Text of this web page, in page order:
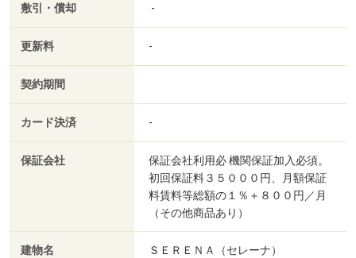
敷引・償却 -
更新料 -
契約期間
カード決済 -
保証会社
保証会社利用必 機関保証加入必須。
初回保証料３５０００円、月額保証
料賃料等総額の１％＋８００円／月
（その他商品あり）
建物名 ＳＥＲＥＮＡ（セレーナ）